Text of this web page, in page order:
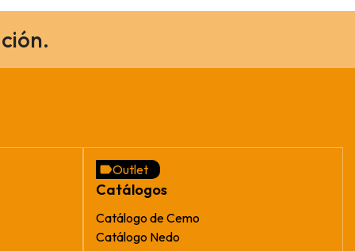
Outlet
Catálogos
Catálogo de Cemo
Catálogo Nedo